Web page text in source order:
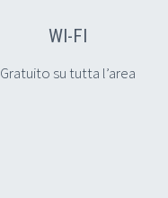
WI-FI
Gratuito su tutta l’area